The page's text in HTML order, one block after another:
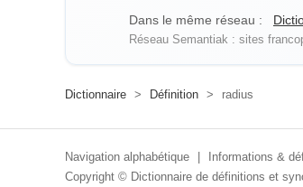
Dans le même réseau :
Réseau Semantiak : sites
Dictionnaire > Définition > radius
Navigation alphabétique Informations &
Copyright © Dictionnaire de définitions et